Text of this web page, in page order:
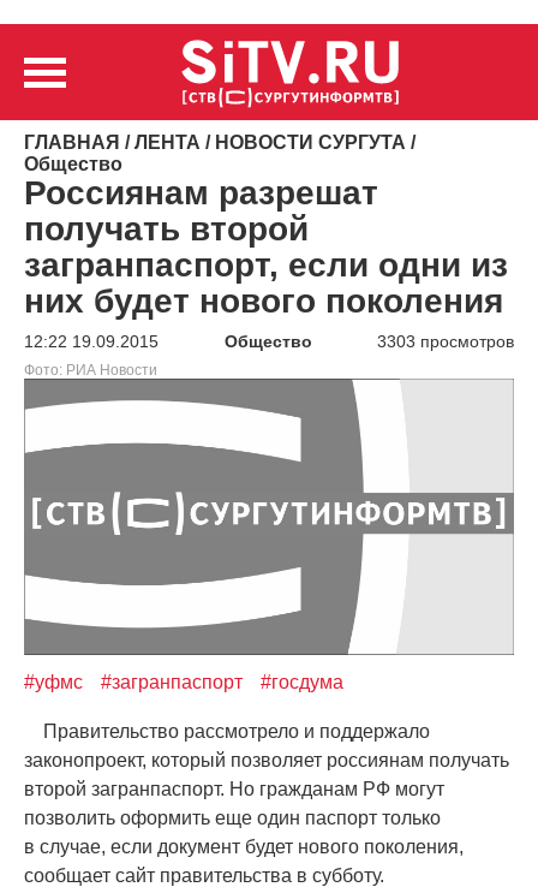
ГЛАВНАЯ /ЛЕНТА / НОВОСТИ СУРГУТА /
Общество
Россиянам разрешат
получать второй
загранпаспорт, если одни из
них будет нового поколения
12:22 19.09.2015 Общество 3303 просмотров
Фото: РИА Новости
#уфмс #загранпаспорт #госдума
Правительство рассмотрело и поддержало
законопроект, который позволяет россиянам получать
второй загранпаспорт. Но гражданам РФ могут
позволить оформить еще один паспорт только
в случае, если документ будет нового поколения,
сообщает сайт правительства в субботу.